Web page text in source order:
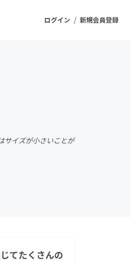
ログイン / 新規会員登録
ンサイズが小さいことが
てたくさんの